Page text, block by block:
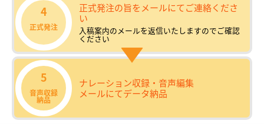
4
正式発注
正式発注の旨をメールにてご連絡くださ
い
入稿案内のメールを返信いたしますのでご確認
ください
5
音声収録
納品
ナレーション収録・音声編集
メールにてデータ納品